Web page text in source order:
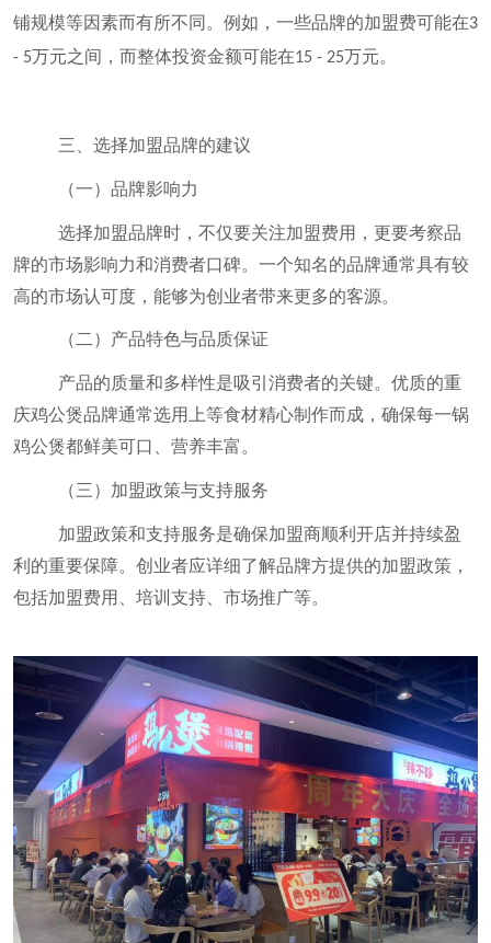
铺规模等因素而有所不同。例如，一些品牌的加盟费可能在3
- 5万元之间，而整体投资金额可能在15 - 25万元。
三、选择加盟品牌的建议
（一）品牌影响力
选择加盟品牌时，不仅要关注加盟费用，更要考察品
牌的市场影响力和消费者口碑。一个知名的品牌通常具有较
高的市场认可度，能够为创业者带来更多的客源。
（二）产品特色与品质保证
产品的质量和多样性是吸引消费者的关键。优质的重
庆鸡公煲品牌通常选用上等食材精心制作而成，确保每一锅
鸡公煲都鲜美可口、营养丰富。
（三）加盟政策与支持服务
加盟政策和支持服务是确保加盟商顺利开店并持续盈
利的重要保障。创业者应详细了解品牌方提供的加盟政策，
包括加盟费用、培训支持、市场推广等。